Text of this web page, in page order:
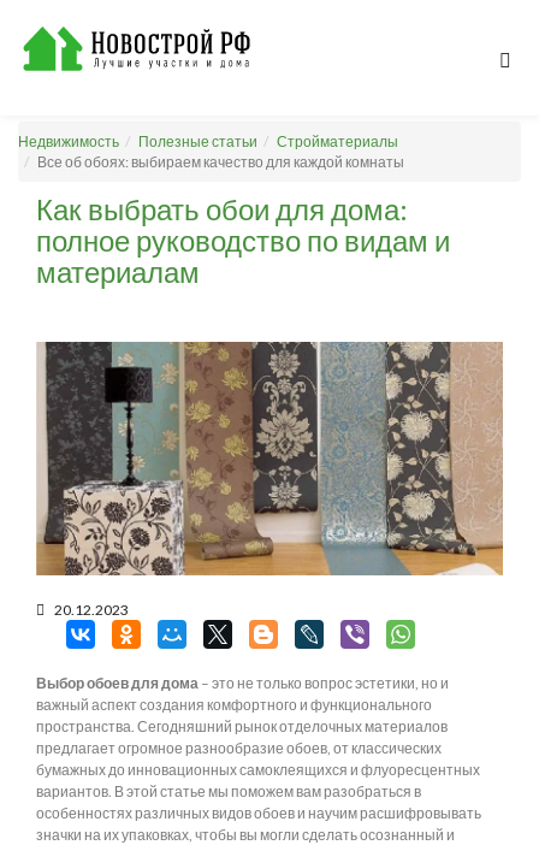
Недвижимость Полезные статьи
Стройматериалы
Все об обоях: выбираем качество для каждой комнаты
Как выбрать обои для дома:
полное руководство по видам и
материалам
20.12.2023
Выбор обоев для дома – это не только вопрос эстетики, но и
важный аспект создания комфортного и функционального
пространства. Сегодняшний рынок отделочных материалов
предлагает огромное разнообразие обоев, от классических
бумажных до инновационных самоклеящихся и флуоресцентных
вариантов. В этой статье мы поможем вам разобраться в
особенностях различных видов обоев и научим расшифровывать
значки на их упаковках, чтобы вы могли сделать осознанный и